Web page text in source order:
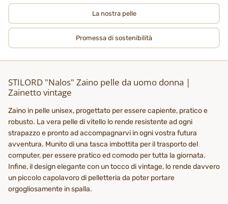
La nostra pelle
Promessa di sostenibilità
STILORD "Nalos" Zaino pelle da uomo donna |
Zainetto vintage
Zaino in pelle unisex, progettato per essere capiente, pratico e
robusto. La vera pelle di vitello lo rende resistente ad ogni
strapazzo e pronto ad accompagnarvi in ogni vostra futura
avventura. Munito di una tasca imbottita per il trasporto del
computer, per essere pratico ed comodo per tutta la giornata.
Infine, il design elegante con un tocco di vintage, lo rende davvero
un piccolo capolavoro di pelletteria da poter portare
orgogliosamente in spalla.